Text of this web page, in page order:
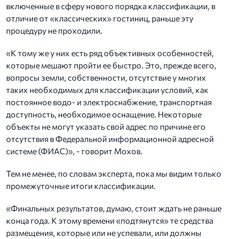
включенные в сферу нового порядка классификации, в
отличие от «классических» гостиниц, раньше эту
процедуру не проходили.
«К тому же у них есть ряд объективных особенностей,
которые мешают пройти ее быстро. Это, прежде всего,
вопросы земли, собственности, отсутствие у многих
таких необходимых для классификации условий, как
постоянное водо- и электроснабжение, транспортная
доступность, необходимое оснащение. Некоторые
объекты не могут указать свой адрес по причине его
отсутствия в Федеральной информационной адресной
системе (ФИАС)», - говорит Мохов.
Тем не менее, по словам эксперта, пока мы видим только
промежуточные итоги классификации.
«Финальных результатов, думаю, стоит ждать не раньше
конца года. К этому времени «подтянутся» те средства
размещения, которые или не успевали, или должны